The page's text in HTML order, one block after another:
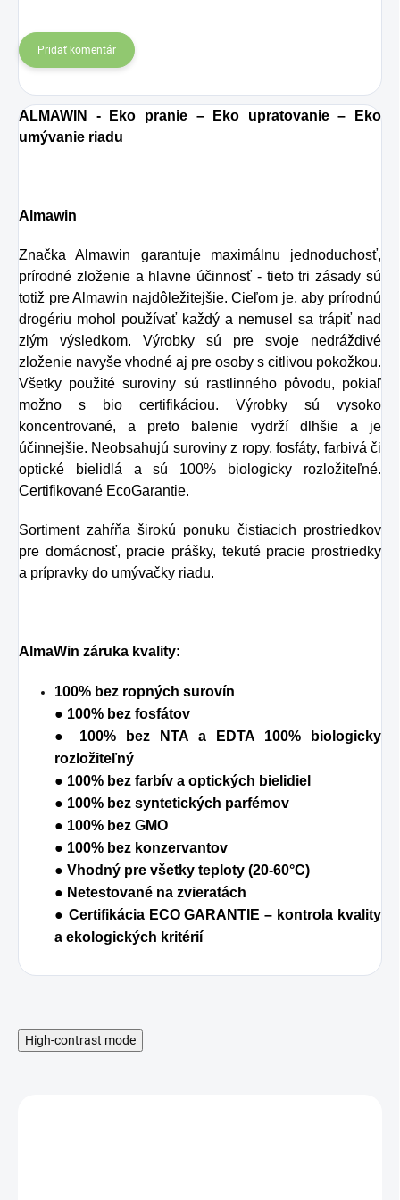
Pridať komentár
ALMAWIN - Eko pranie – Eko upratovanie – Eko
umývanie riadu
Almawin
Značka Almawin garantuje maximálnu jednoduchosť,
prírodné zloženie a hlavne účinnosť - tieto tri zásady sú
totiž pre Almawin najdôležitejšie. Cieľom je, aby prírodnú
drogériu mohol používať každý a nemusel sa trápiť nad
zlým výsledkom. Výrobky sú pre svoje nedráždivé
zloženie navyše vhodné aj pre osoby s citlivou pokožkou.
Všetky použité suroviny sú rastlinného pôvodu, pokiaľ
možno s bio certifikáciou. Výrobky sú vysoko
koncentrované, a preto balenie vydrží dlhšie a je
účinnejšie. Neobsahujú suroviny z ropy, fosfáty, farbivá či
optické bielidlá a sú 100% biologicky rozložiteľné.
Certifikované EcoGarantie.
Sortiment zahŕňa širokú ponuku čistiacich prostriedkov
pre domácnosť, pracie prášky, tekuté pracie prostriedky
a prípravky do umývačky riadu.
AlmaWin záruka kvality:
100% bez ropných surovín
● 100% bez fosfátov
● 100% bez NTA a EDTA 100% biologicky
rozložiteľný
● 100% bez farbív a optických bielidiel
● 100% bez syntetických parfémov
● 100% bez GMO
● 100% bez konzervantov
● Vhodný pre všetky teploty (20-60°C)
● Netestované na zvieratách
● Certifikácia ECO GARANTIE – kontrola kvality
a ekologických kritérií
High-contrast mode